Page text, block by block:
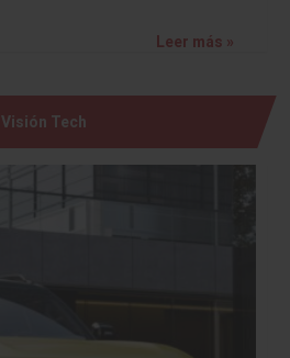
Leer más »
Visión Tech